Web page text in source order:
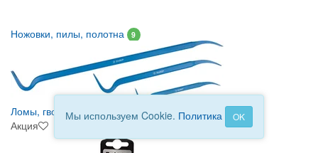
Ножовки, пилы, полотна 9
Ломы, гвоздодеры, зубила 3
Акция
Мы используем Cookie. Политика OK